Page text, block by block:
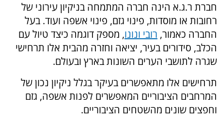
חברת ר.ג.א הינה חברה המתמחה בניקיון עירוני של
רחובות או מוסדות, פינוי גזם, פינוי אשפה ועוד. בעל
החברה כאמור, רובי ונונו, מספק דוגמה כיצד טיול עם
הכלב, סידורים בעיר, יציאה וחזרה מהבית אלו תרחישי
שגרה לתושבי הערים השונות בארץ ובעולם.
תרחישים אלו מתאפשרים בעיקר בגלל ניקיון נכון של
המרחבים הציבוריים המאפשרים לפנות אשפה, גזם
וחפצים שונים מהשטחים הציבוריים.